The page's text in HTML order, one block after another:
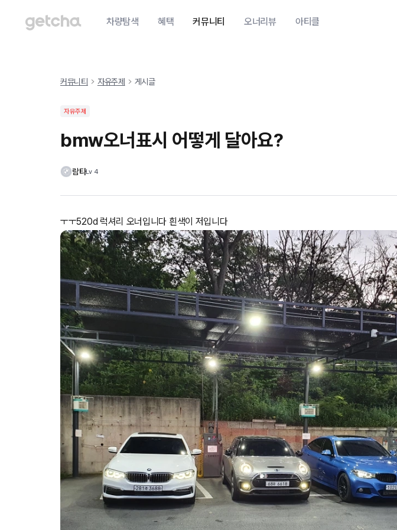
차량탐색 혜택 커뮤니티 오너리뷰 아티클
커뮤니티 자유주제 게시글
자유주제
bmw오너표시 어떻게 달아요?
람타Lv 4
ㅜㅜ520d 럭셔리 오너입니다 흰색이 저입니다